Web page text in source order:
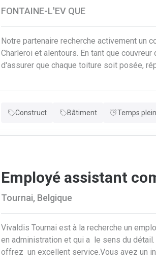
FONTAINE-L'EV QUE
Notre partenaire recherche activement un
Charleroi et alentours. En tant que couvreur qualifié, vous serez au cœur des chantiers. Votre mission est
d'assurer que chaque toiture soit posée,
couverture (tuiles, ardoises, zinc, etc.) en
réparer et entretenir les toitures
Construct Bâtiment Temps plein
Employé assistant
Tournai, Belgique
Vivaldis Tournai est à la recherche un
en administration et qui a le sens du
offrez un excellent service.Vous avez un